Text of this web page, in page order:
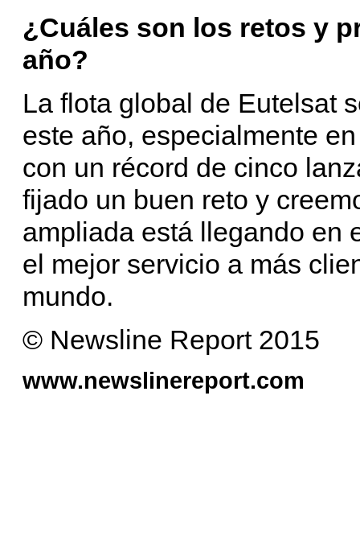
¿Cuáles son los retos y
año?
La flota global de Eutelsat
este año, especialmente
con un récord de cinco
fijado un buen reto y
ampliada está llegando en
el mejor servicio a más
mundo.
© Newsline Report 2015
www.newslinereport.com